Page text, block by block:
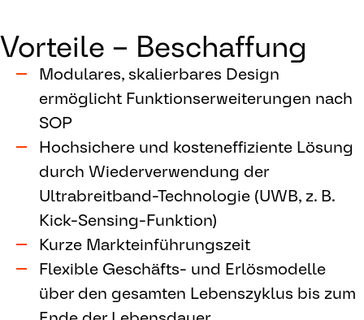
Vorteile – Beschaffung
Modulares, skalierbares Design
ermöglicht Funktionserweiterungen nach
SOP
Hochsichere und kosteneffiziente Lösung
durch Wiederverwendung der
Ultrabreitband-Technologie (UWB, z. B.
Kick-Sensing-Funktion)
Kurze Markteinführungszeit
Flexible Geschäfts- und Erlösmodelle
über den gesamten Lebenszyklus bis zum